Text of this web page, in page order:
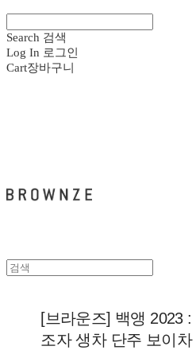
Search 검색
Log In 로그인
Cart장바구니
[브라운즈] 백앵 2023 :
조자 생차 단주 보이차